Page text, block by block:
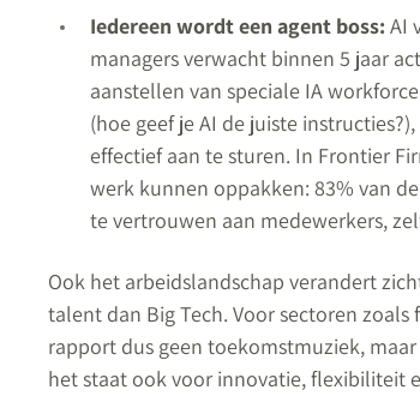
Iedereen wordt een agent boss: AI
managers verwacht binnen 5 jaar
aanstellen van speciale IA
(hoe geef je AI de juiste
effectief aan te sturen. In Frontier
werk kunnen oppakken: 83% van
te vertrouwen aan medewerkers,
Ook het arbeidslandschap verandert
talent dan Big Tech. Voor sectoren
rapport dus geen toekomstmuziek, maar
het staat ook voor innovatie, flexibiliteit